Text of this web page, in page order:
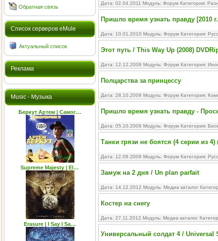
Обратная связь
Cписок серверов eMule
Актуальный список
Реклама
Music - Музыка
Беркут Артем | Самог…
Supreme Majesty | El…
Erasure | I Say I Sa…
Дата: 02.04.2011 Модуль: Форум Категория:
Пришло время узнать правду [2010
Дата: 10.01.2010 Модуль: Форум Категория:
Этот путь / This Way Up (2008)
Дата: 12.12.2009 Модуль: Форум Категория:
Полцарства за принцессу
Дата: 28.10.2009 Модуль: Форум Категория:
Пришло время узнать правду -
Дата: 05.10.2009 Модуль: Форум Категория:
Танки грязи не боятся (4 серии из 4)
Дата: 12.09.2009 Модуль: Форум Категория:
Замуж на 2 дня / Un plan parfait
Дата: 14.12.2012 Модуль: Медиа каталог
Костер на снегу
Дата: 27.11.2012 Модуль: Медиа каталог
Универсальный солдат 4 / Universal